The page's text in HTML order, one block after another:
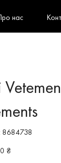
нас
Артикул
8684738
8684738
₴